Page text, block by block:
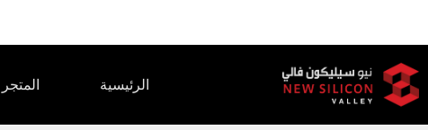
الرئيسية المتجر